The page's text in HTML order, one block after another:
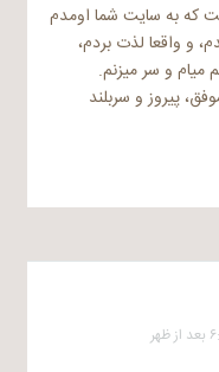
که به سایت شما اومدم
و واقعا لذت بردم،
میام و سر میزنم.
پیروز و سربلند